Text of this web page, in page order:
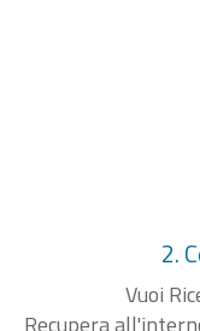
2.
Vuoi
Recupera